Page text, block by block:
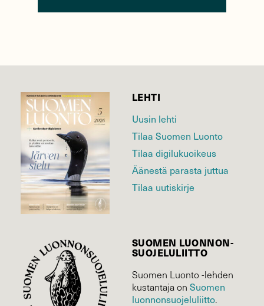
LEHTI
Uusin lehti
Tilaa Suomen Luonto
Tilaa digilukuoikeus
Äänestä parasta juttua
Tilaa uutiskirje
SUOMEN LUONNON­
SUOJELU­LIITTO
Suomen Luonto -lehden
kustantaja on Suomen
luonnonsuojelu­liitto.